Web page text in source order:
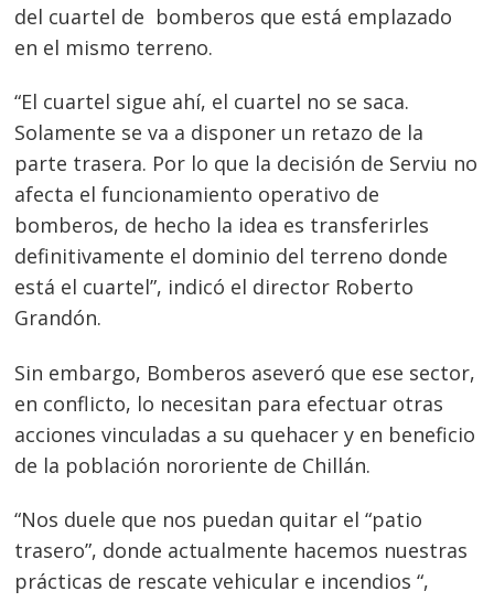
del cuartel de bomberos que está emplazado
en el mismo terreno.
“El cuartel sigue ahí, el cuartel no se saca.
Solamente se va a disponer un retazo de la
parte trasera. Por lo que la decisión de Serviu no
afecta el funcionamiento operativo de
bomberos, de hecho la idea es transferirles
definitivamente el dominio del terreno donde
está el cuartel”, indicó el director Roberto
Grandón.
Sin embargo, Bomberos aseveró que ese sector,
en conflicto, lo necesitan para efectuar otras
acciones vinculadas a su quehacer y en beneficio
de la población nororiente de Chillán.
“Nos duele que nos puedan quitar el “patio
trasero”, donde actualmente hacemos nuestras
prácticas de rescate vehicular e incendios “,